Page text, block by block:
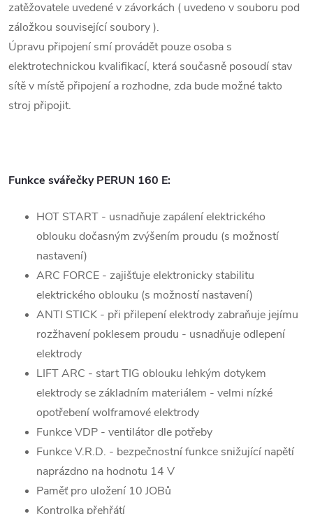
zatěžovatele uvedené v závorkách ( uvedeno v souboru pod
záložkou související soubory ).
Úpravu připojení smí provádět pouze osoba s
elektrotechnickou kvalifikací, která současně posoudí stav
sítě v místě připojení a rozhodne, zda bude možné takto
stroj připojit.
Funkce svářečky PERUN 160 E:
HOT START - usnadňuje zapálení elektrického
oblouku dočasným zvýšením proudu (s možností
nastavení)
ARC FORCE - zajišťuje elektronicky stabilitu
elektrického oblouku (s možností nastavení)
ANTI STICK - při přilepení elektrody zabraňuje jejímu
rozžhavení poklesem proudu - usnadňuje odlepení
elektrody
LIFT ARC - start TIG oblouku lehkým dotykem
elektrody se základním materiálem - velmi nízké
opotřebení wolframové elektrody
Funkce VDP - ventilátor dle potřeby
Funkce V.R.D. - bezpečnostní funkce snižující napětí
naprázdno na hodnotu 14 V
Paměť pro uložení 10 JOBů
Kontrolka přehřátí